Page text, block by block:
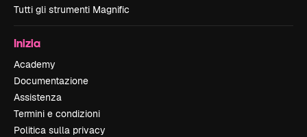
Tutti gli strumenti Magnific
Inizia
Academy
Documentazione
Assistenza
Termini e condizioni
Politica sulla privacy